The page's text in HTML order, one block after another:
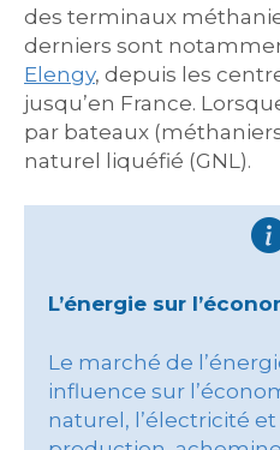
des terminaux
derniers sont
Elengy, depuis les
jusqu’en France.
par bateaux
naturel liquéfié (GNL).
L’énergie sur
Le marché de
influence sur
naturel, l’électricité